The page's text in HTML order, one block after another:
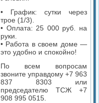
• График: сутки через
трое (1/3).
• Оплата: 25 000 руб. на
руки.
• Работа в своем доме —
это удобно и спокойно!
По всем вопросам
звоните управдому +7 963
837 8303 или
председателю ТСЖ +7
908 995 0515.